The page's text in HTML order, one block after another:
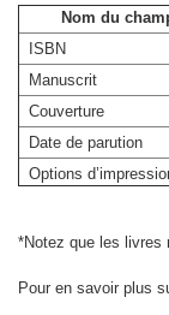
Nom du
ISBN
Manuscrit
Couverture
Date de parution
Options
*Notez que les livres
Pour en savoir plus